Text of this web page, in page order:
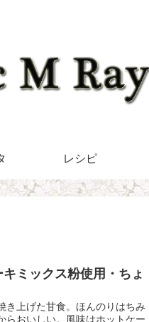
レシピ
ミックス粉使用・ちょ
き上げた甘食。ほんのりはちみ
らおいしい。風味はホットケー